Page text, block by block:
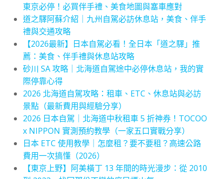
東京必停！必買伴手禮、美食地圖與塞車應對
道之驛阿蘇介紹｜九州自駕必訪休息站，美食、伴手
禮與交通攻略
【2026最新】日本自駕必看！全日本「道之驛」推
薦：美食、伴手禮與休息站攻略
砂川 SA 攻略｜北海道自駕途中必停休息站，我的實
際停靠心得
2026 北海道自駕攻略：租車、ETC、休息站與必訪
景點（最新費用與經驗分享）
2026 日本自駕｜北海道中秋租車 5 折神券！TOCOO
x NIPPON 實測預約教學（一家五口實戰分享）
日本 ETC 使用教學｜怎麼租？要不要租？高速公路
費用一次搞懂（2026）
【東京上野】阿美橫丁 13 年間的時光漫步：從 2010